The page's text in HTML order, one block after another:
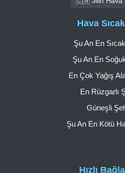
Hızlı
Hava
Şu An En
Şu An En
En Çok Yağış
En Rüzgarlı
Güneşli
Şu An En Kötü